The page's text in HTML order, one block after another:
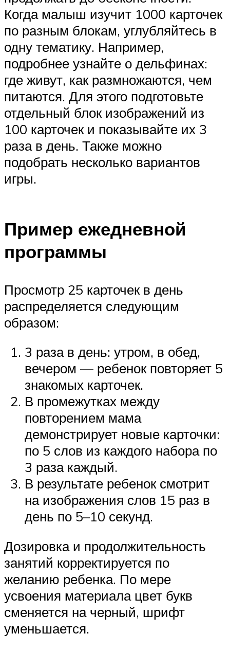
Когда малыш изучит 1000 карточек
по разным блокам, углубляйтесь в
одну тематику. Например,
подробнее узнайте о дельфинах:
где живут, как размножаются, чем
питаются. Для этого подготовьте
отдельный блок изображений из
100 карточек и показывайте их 3
раза в день. Также можно
подобрать несколько вариантов
игры.
Пример ежедневной
программы
Просмотр 25 карточек в день
распределяется следующим
образом:
3 раза в день: утром, в обед,
вечером — ребенок повторяет 5
знакомых карточек.
В промежутках между
повторением мама
демонстрирует новые карточки:
по 5 слов из каждого набора по
3 раза каждый.
В результате ребенок смотрит
на изображения слов 15 раз в
день по 5–10 секунд.
Дозировка и продолжительность
занятий корректируется по
желанию ребенка. По мере
усвоения материала цвет букв
сменяется на черный, шрифт
уменьшается.